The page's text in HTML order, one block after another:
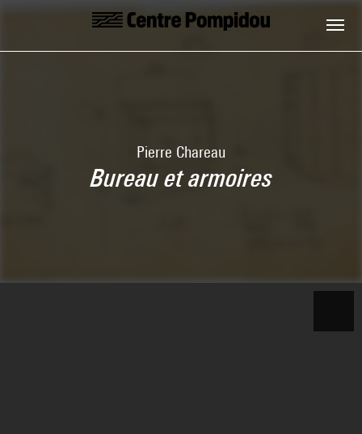
Aller au contenu principal
Centre Pompidou
Pierre Chareau
Bureau et armoires